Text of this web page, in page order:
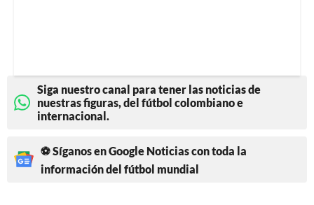
Siga nuestro canal para tener las noticias de
nuestras figuras, del fútbol colombiano e
internacional.
⚽ Síganos en Google Noticias con toda la
información del fútbol mundial